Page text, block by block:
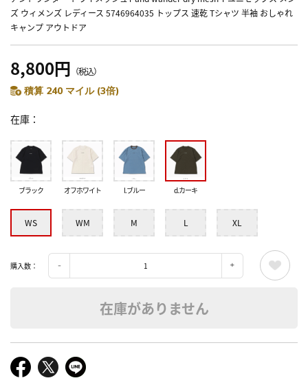
ズ ウィメンズ レディース 5746964035 トップス 速乾 Tシャツ 半袖 おしゃれ
キャンプ アウトドア
8,800円 （税込）
積算 240 マイル (3倍)
在庫
ブラック オフホワイト l.ブルー d.カーキ
WS WM M L XL
購入数：
在庫がありません